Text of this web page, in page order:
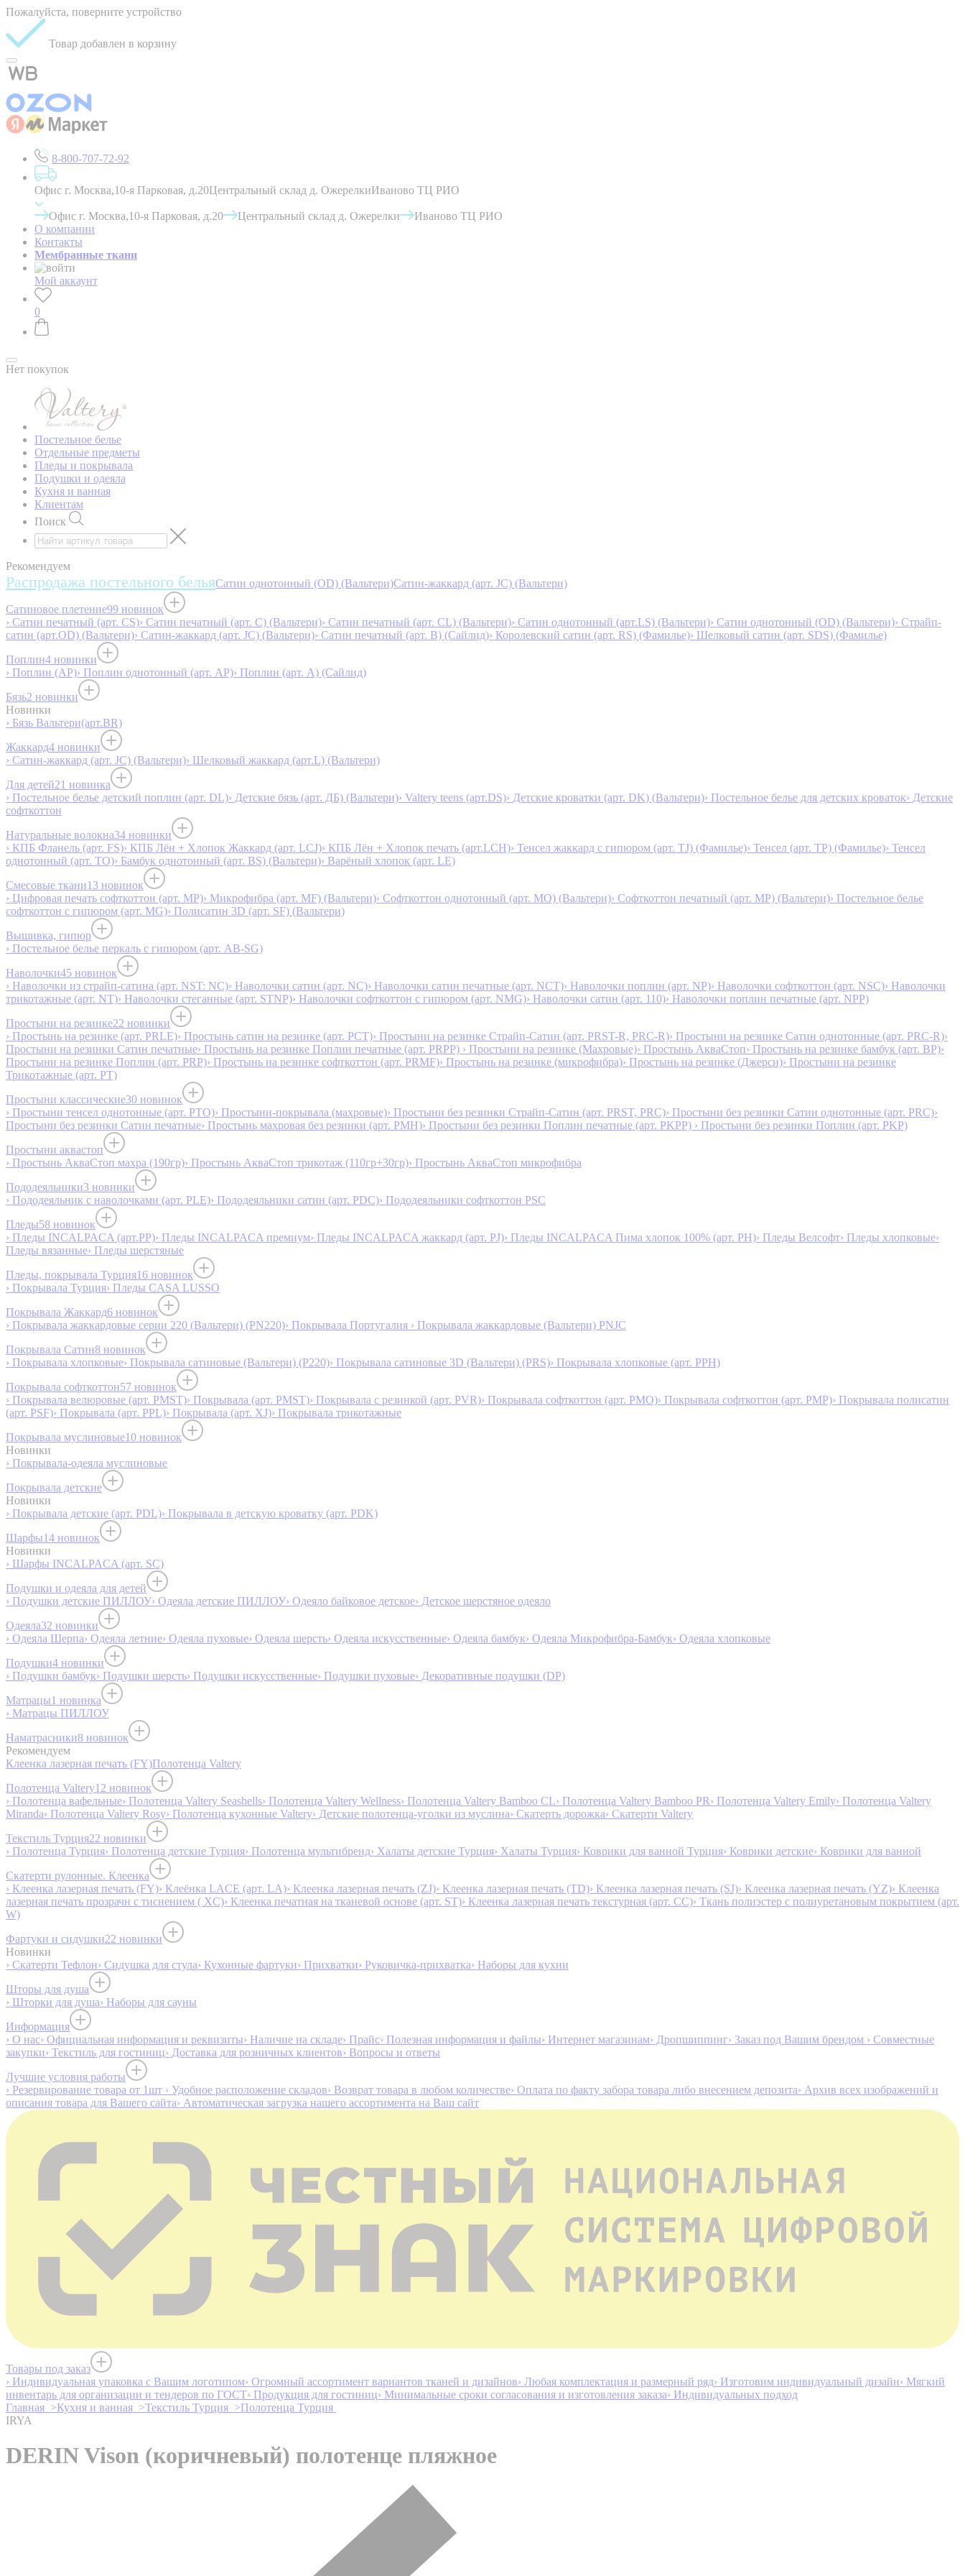
Пожалуйста, поверните устройство
Товар добавлен в корзину
8-800-707-72-92
Офис г. Москва,10-я Парковая, д.20Центральный склад д. ОжерелкиИваново ТЦ РИО
Офис г. Москва,10-я Парковая, д.20 Центральный склад д. Ожерелки
Иваново ТЦ РИО
О компании
Контакты
Мембранные ткани
Мой аккаунт
0
Нет покупок
Постельное белье
Отдельные предметы
Пледы и покрывала
Подушки и одеяла
Кухня и ванная
Клиентам
Поиск
Рекомендуем
Распродажа постельного бельяСатин однотонный (OD) (Вальтери)Сатин-жаккард (арт. JC) (Вальтери)
Сатиновое плетение99 новинок
› Сатин печатный (арт. СS)› Сатин печатный (арт. С) (Вальтери)› Сатин печатный (арт. СL) (Вальтери)› Сатин однотонный (арт.LS) (Вальтери)› Сатин однотонный (OD) (Вальтери)› Страйп-
сатин (арт.OD) (Вальтери)› Сатин-жаккард (арт. JC) (Вальтери)› Сатин печатный (арт. В) (Сайлид)› Королевский сатин (арт. RS) (Фамилье)› Шелковый сатин (арт. SDS) (Фамилье)
Поплин4 новинки
› Поплин (AP)› Поплин однотонный (арт. AP)› Поплин (арт. А) (Сайлид)
Бязь2 новинки
Новинки
› Бязь Вальтери(арт.BR)
Жаккард4 новинки
› Сатин-жаккард (арт. JC) (Вальтери)› Шелковый жаккард (арт.L) (Вальтери)
Для детей21 новинка
› Постельное белье детский поплин (арт. DL)› Детские бязь (арт. ДБ) (Вальтери)› Valtery teens (арт.DS)› Детские кроватки (арт. DK) (Вальтери)› Постельное белье для детских кроваток› Детские
софткоттон
Натуральные волокна34 новинки
› КПБ Фланель (арт. FS)› КПБ Лён + Хлопок Жаккард (арт. LCJ)› КПБ Лён + Хлопок печать (арт.LCH)› Тенсел жаккард с гипюром (арт. TJ) (Фамилье)› Тенсел (арт. ТР) (Фамилье)› Тенсел
однотонный (арт. TO)› Бамбук однотонный (арт. BS) (Вальтери)› Варёный хлопок (арт. LE)
Смесовые ткани13 новинок
› Цифровая печать софткоттон (арт. MP)› Микрофибра (арт. MF) (Вальтери)› Софткоттон однотонный (арт. MO) (Вальтери)› Софткоттон печатный (арт. MР) (Вальтери)› Постельное белье
софткоттон с гипюром (арт. MG)› Полисатин 3D (арт. SF) (Вальтери)
Вышивка, гипюр
› Постельное белье перкаль с гипюром (арт. AB-SG)
Наволочки45 новинок
› Наволочки из страйп-сатина (арт. NST: NC)› Наволочки сатин (арт. NC)› Наволочки сатин печатные (арт. NCT)› Наволочки поплин (арт. NP)› Наволочки софткоттон (арт. NSC)› Наволочки
трикотажные (арт. NT)› Наволочки стеганные (арт. STNP)› Наволочки софткоттон с гипюром (арт. NMG)› Наволочки сатин (арт. 110)› Наволочки поплин печатные (арт. NPP)
Простыни на резинке22 новинки
› Простынь на резинке (арт. PRLE)› Простынь сатин на резинке (арт. PCT)› Простыни на резинке Страйп-Сатин (арт. PRST-R, PRC-R)› Простыни на резинке Сатин однотонные (арт. PRC-R)›
Простыни на резинки Сатин печатные› Простынь на резинке Поплин печатные (арт. PRPP) › Простыни на резинке (Махровые)› Простынь АкваСтоп› Простынь на резинке бамбук (арт. BP)›
Простыни на резинке Поплин (арт. PRP)› Простынь на резинке софткоттон (арт. PRMF)› Простынь на резинке (микрофибра)› Простынь на резинке (Джерси)› Простыни на резинке
Трикотажные (арт. РТ)
Простыни классические30 новинок
› Простыни тенсел однотонные (арт. PTO)› Простыни-покрывала (махровые)› Простыни без резинки Страйп-Сатин (арт. PRST, PRC)› Простыни без резинки Сатин однотонные (арт. PRC)›
Простыни без резинки Сатин печатные› Простынь махровая без резинки (арт. PMH)› Простыни без резинки Поплин печатные (арт. PKPP) › Простыни без резинки Поплин (арт. PKP)
Простыни аквастоп
› Простынь АкваСтоп махра (190гр)› Простынь АкваСтоп трикотаж (110гр+30гр)› Простынь АкваСтоп микрофибра
Пододеяльники3 новинки
› Пододеяльник с наволочками (арт. PLE)› Пододеяльники сатин (арт. PDC)› Пододеяльники софткоттон PSC
Пледы58 новинок
› Пледы INCALPACA (арт.PP)› Пледы INCALPACA премиум› Пледы INCALPACA жаккард (арт. PJ)› Пледы INCALPACA Пима хлопок 100% (арт. PH)› Пледы Велсофт› Пледы хлопковые›
Пледы вязанные› Пледы шерстяные
Пледы, покрывала Турция16 новинок
› Покрывала Турция› Пледы CASA LUSSO
Покрывала Жаккард6 новинок
› Покрывала жаккардовые серии 220 (Вальтери) (PN220)› Покрывала Португалия › Покрывала жаккардовые (Вальтери) PNJC
Покрывала Сатин8 новинок
› Покрывала хлопковые› Покрывала сатиновые (Вальтери) (P220)› Покрывала сатиновые 3D (Вальтери) (PRS)› Покрывала хлопковые (арт. PPH)
Покрывала софткоттон57 новинок
› Покрывала велюровые (арт. PMST)› Покрывала (арт. PMST)› Покрывала с резинкой (арт. PVR)› Покрывала софткоттон (арт. PMO)› Покрывала софткоттон (арт. PMP)› Покрывала полисатин
(арт. PSF)› Покрывала (арт. PPL)› Покрывала (арт. XJ)› Покрывала трикотажные
Покрывала муслиновые10 новинок
Новинки
› Покрывала-одеяла муслиновые
Покрывала детские
Новинки
› Покрывала детские (арт. PDL)› Покрывала в детскую кроватку (арт. PDK)
Шарфы14 новинок
Новинки
› Шарфы INCALPACA (арт. SC)
Подушки и одеяла для детей
› Подушки детские ПИЛЛОУ› Одеяла детские ПИЛЛОУ› Одеяло байковое детское› Детское шерстяное одеяло
Одеяла32 новинки
› Одеяла Шерпа› Одеяла летние› Одеяла пуховые› Одеяла шерсть› Одеяла искусственные› Одеяла бамбук› Одеяла Микрофибра-Бамбук› Одеяла хлопковые
Подушки4 новинки
› Подушки бамбук› Подушки шерсть› Подушки искусственные› Подушки пуховые› Декоративные подушки (DP)
Матрацы1 новинка
› Матрацы ПИЛЛОУ
Наматрасники8 новинок
Рекомендуем
Клеенка лазерная печать (FY)Полотенца Valtery
Полотенца Valtery12 новинок
› Полотенца вафельные› Полотенца Valtery Seashells› Полотенца Valtery Wellness› Полотенца Valtery Bamboo CL› Полотенца Valtery Bamboo PR› Полотенца Valtery Emily› Полотенца Valtery
Miranda› Полотенца Valtery Rosy› Полотенца кухонные Valtery› Детские полотенца-уголки из муслина› Скатерть дорожка› Скатерти Valtery
Текстиль Турция22 новинки
› Полотенца Турция› Полотенца детские Турция› Полотенца мультибренд› Халаты детские Турция› Халаты Турция› Коврики для ванной Турция› Коврики детские› Коврики для ванной
Скатерти рулонные. Клеенка
› Клеенка лазерная печать (FY)› Клеёнка LACE (арт. LA)› Клеенка лазерная печать (ZJ)› Клеенка лазерная печать (TD)› Клеенка лазерная печать (SJ)› Клеенка лазерная печать (YZ)› Клеенка
лазерная печать прозрачн с тиснением ( XC)› Клеенка печатная на тканевой основе (арт. ST)› Клеенка лазерная печать текстурная (арт. CC)› Ткань полиэстер с полиуретановым покрытием (арт.
W)
Фартуки и сидушки22 новинки
Новинки
› Скатерти Тефлон› Сидушка для стула› Кухонные фартуки› Прихватки› Руковичка-прихватка› Наборы для кухни
Шторы для душа
› Шторки для душа› Наборы для сауны
Информация
› О нас› Официальная информация и реквизиты› Наличие на складе› Прайс› Полезная информация и файлы› Интернет магазинам› Дропшиппинг› Заказ под Вашим брендом › Совместные
закупки› Текстиль для гостиниц› Доставка для розничных клиентов› Вопросы и ответы
Лучшие условия работы
› Резервирование товара от 1шт › Удобное расположение складов› Возврат товара в любом количестве› Оплата по факту забора товара либо внесением депозита› Архив всех изображений и
описания товара для Вашего сайта› Автоматическая загрузка нашего ассортимента на Ваш сайт
Товары под заказ
› Индивидуальная упаковка с Вашим логотипом› Огромный ассортимент вариантов тканей и дизайнов› Любая комплектация и размерный ряд› Изготовим индивидуальный дизайн› Мягкий
инвентарь для организации и тендеров по ГОСТ› Продукция для гостиниц› Минимальные сроки согласования и изготовления заказа› Индивидуальных подход
Главная >Кухня и ванная >Текстиль Турция >Полотенца Турция
IRYA
DERIN Vison (коричневый) полотенце пляжное